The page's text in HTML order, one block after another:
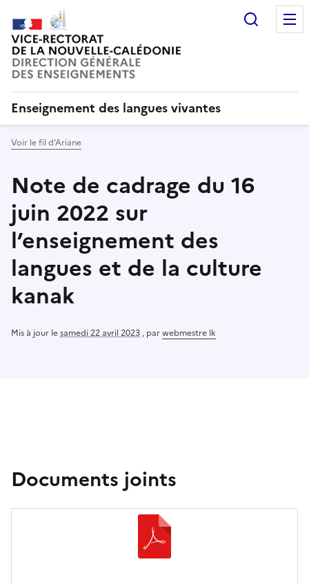
Enseignement des langues vivantes
Voir le fil d’Ariane
Note de cadrage du 16
juin 2022 sur
l’enseignement des
langues et de la culture
kanak
Mis à jour lesamedi 22 avril 2023 , parwebmestre lk
Documents joints